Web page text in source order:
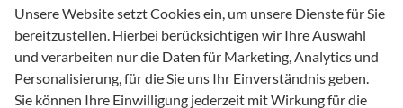
Anhänger Tieflader
Variant 511 S1 - 195x105x32 cm 750kg
Fahrzeugnummer 54129 Außenfarbe auf Anfrage
Unsere Website setzt Cookies ein, um unsere Dienste für Sie
bereitzustellen. Hierbei berücksichtigen wir Ihre Auswahl
und verarbeiten nur die Daten für Marketing, Analytics und
Personalisierung, für die Sie uns Ihr Einverständnis geben.
Sie können Ihre Einwilligung jederzeit mit Wirkung für die